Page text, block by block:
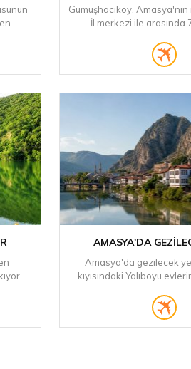
Gümüşhacıköy,
İl merkezi ile arasında
AMASYA'DA
Amasya'da gezilecek
kıyısındaki Yalıboyu